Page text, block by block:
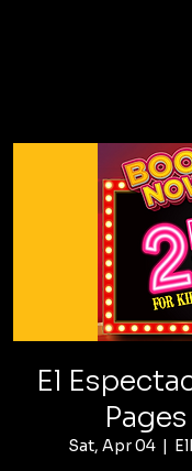
El
Sat, Apr 04
  |